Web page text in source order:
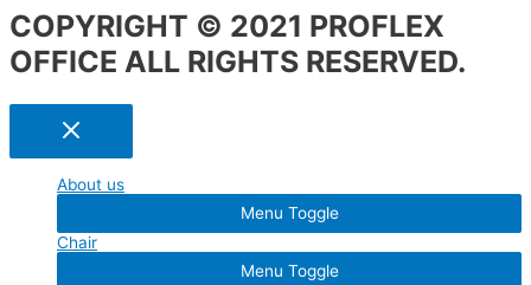
COPYRIGHT © 2021 PROFLEX
OFFICE ALL RIGHTS RESERVED.
About us
Menu Toggle
Chair
Menu Toggle